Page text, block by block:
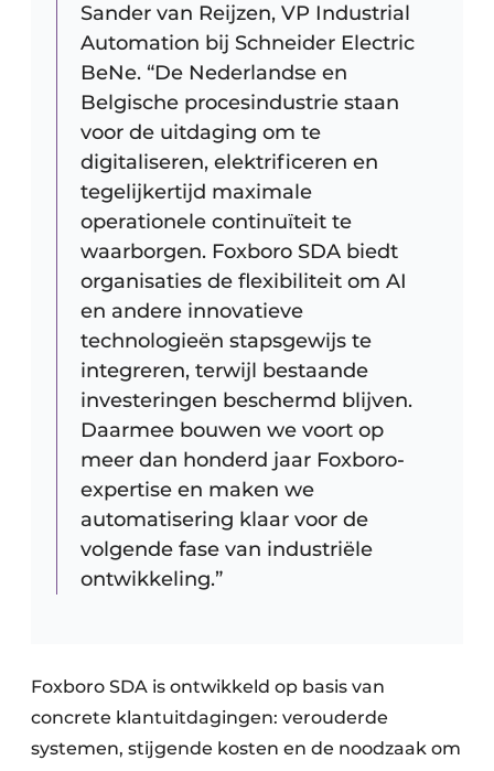
Sander van Reijzen, VP Industrial
Automation bij Schneider Electric
BeNe. “De Nederlandse en
Belgische procesindustrie staan
voor de uitdaging om te
digitaliseren, elektrificeren en
tegelijkertijd maximale
operationele continuïteit te
waarborgen. Foxboro SDA biedt
organisaties de flexibiliteit om AI
en andere innovatieve
technologieën stapsgewijs te
integreren, terwijl bestaande
investeringen beschermd blijven.
Daarmee bouwen we voort op
meer dan honderd jaar Foxboro-
expertise en maken we
automatisering klaar voor de
volgende fase van industriële
ontwikkeling.”
Foxboro SDA is ontwikkeld op basis van
concrete klantuitdagingen: verouderde
systemen, stijgende kosten en de noodzaak om